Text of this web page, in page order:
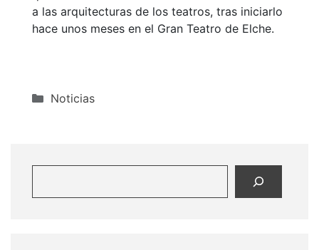
a las arquitecturas de los teatros, tras iniciarlo
hace unos meses en el Gran Teatro de Elche.
Categorías
Noticias